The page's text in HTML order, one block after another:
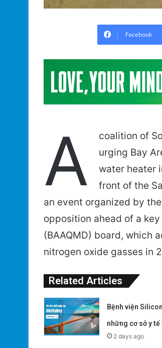
Facebook
A
coalition of
urging Bay
water heater
front of the
an event organized by
opposition ahead of a
(BAAQMD) board, which
nitrogen oxide gasses in
Related Articles
Bệnh viện
những cơ sở y
2 days ago